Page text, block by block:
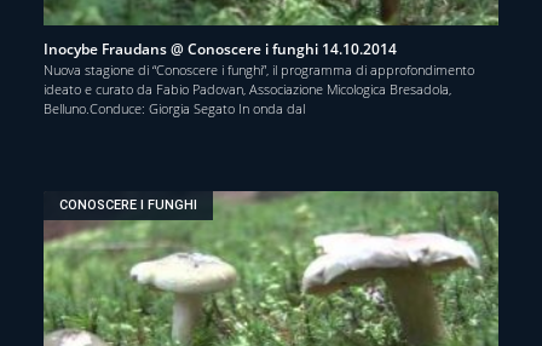
Inocybe Fraudans @ Conoscere i funghi 14.10.2014
Nuova stagione di “Conoscere i funghi”, il programma di approfondimento
ideato e curato da Fabio Padovan, Associazione Micologica Bresadola,
Belluno.Conduce: Giorgia Segato In onda dal
CONOSCERE I FUNGHI